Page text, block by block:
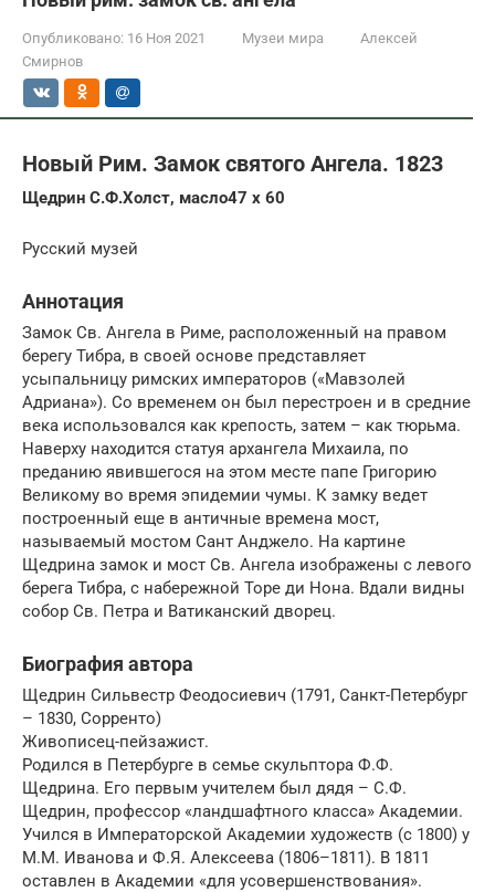
Опубликовано: 16 Ноя 2021 Музеи мира
Алексей
Смирнов
Новый Рим. Замок святого Ангела. 1823
Щедрин С.Ф.Холст, масло47 х 60
Русский музей
Аннотация
Замок Св. Ангела в Риме, расположенный на правом
берегу Тибра, в своей основе представляет
усыпальницу римских императоров («Мавзолей
Адриана»). Со временем он был перестроен и в средние
века использовался как крепость, затем – как тюрьма.
Наверху находится статуя архангела Михаила, по
преданию явившегося на этом месте папе Григорию
Великому во время эпидемии чумы. К замку ведет
построенный еще в античные времена мост,
называемый мостом Сант Анджело. На картине
Щедрина замок и мост Св. Ангела изображены с левого
берега Тибра, с набережной Торе ди Нона. Вдали видны
собор Св. Петра и Ватиканский дворец.
Биография автора
Щедрин Сильвестр Феодосиевич (1791, Санкт-Петербург
– 1830, Сорренто)
Живописец-пейзажист.
Родился в Петербурге в семье скульптора Ф.Ф.
Щедрина. Его первым учителем был дядя – С.Ф.
Щедрин, профессор «ландшафтного класса» Академии.
Учился в Императорской Академии художеств (с 1800) у
М.М. Иванова и Ф.Я. Алексеева (1806–1811). В 1811
оставлен в Академии «для усовершенствования».